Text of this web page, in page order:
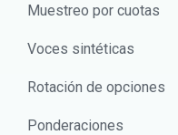
Muestreo por cuotas
Voces sintéticas
Rotación de opciones
Ponderaciones